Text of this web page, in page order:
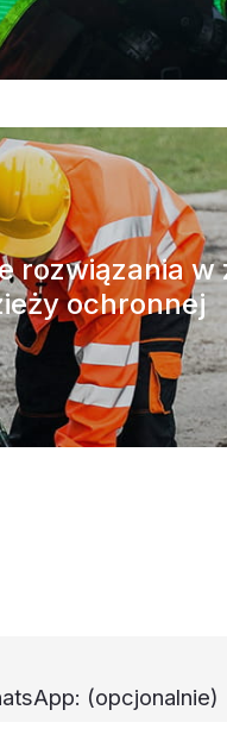
rozwiązania w
ochronnej
(opcjonalnie)